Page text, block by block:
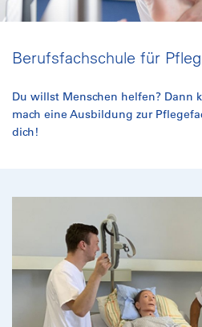
Berufsfachschule für
Du willst Menschen helfen? Dann
mach eine Ausbildung zur
dich!